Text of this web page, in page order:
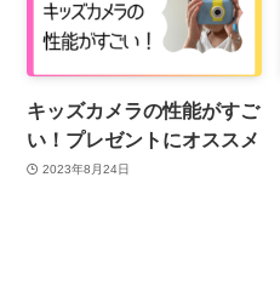
キッズカメラの性能がすご
い！プレゼントにオススメ
2023年8月24日